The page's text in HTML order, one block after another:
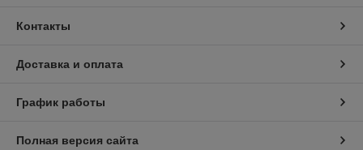
Контакты
Доставка и оплата
График работы
Полная версия сайта